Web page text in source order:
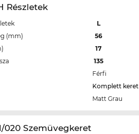
Részletek
L
(mm)
56
17
135
Férfi
Komplett keret
Matt Grau
020 Szemüvegkeret